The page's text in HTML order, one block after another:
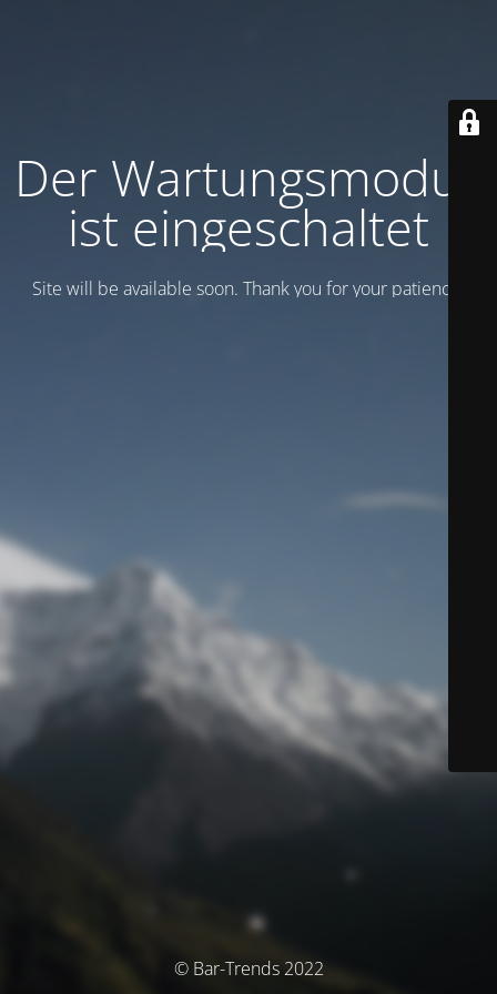
Der Wartungsmodus
ist eingeschaltet
Site will be available soon. Thank you for your patience!
© Bar-Trends 2022